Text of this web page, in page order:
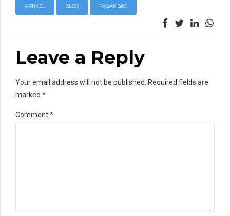
ARTIKEL BLOG PAGAR BRC
Leave a Reply
Your email address will not be published. Required fields are
marked *
Comment*